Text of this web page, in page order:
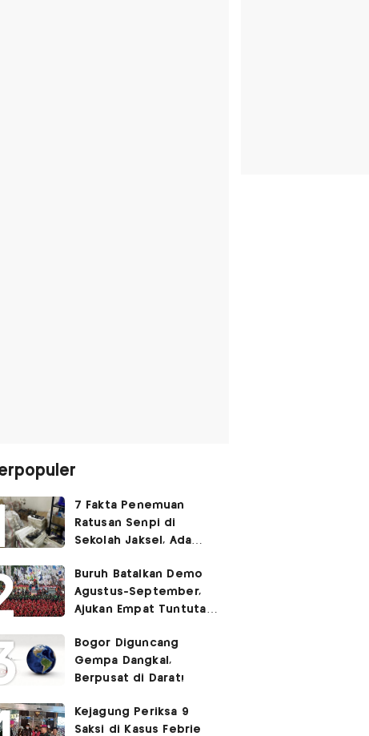
7 Fakta Penemuan
Ratusan Senpi di
Sekolah Jaksel, Ada
Ruang Bunker
Buruh Batalkan Demo
Agustus-September,
Ajukan Empat Tuntutan
Bogor Diguncang
Gempa Dangkal,
Berpusat di Darat!
Kejagung Periksa 9
Saksi di Kasus Febrie